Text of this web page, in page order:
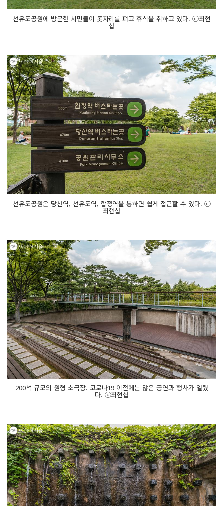
선유도공원에 방문한 시민들이 돗자리를 펴고 휴식을 취하고 있다. ⓒ최현
섭
선유도공원은 당산역, 선유도역, 합정역을 통하면 쉽게 접근할 수 있다. ⓒ
최현섭
200석 규모의 원형 소극장. 코로나19 이전에는 많은 공연과 행사가 열렸
다. ⓒ최현섭